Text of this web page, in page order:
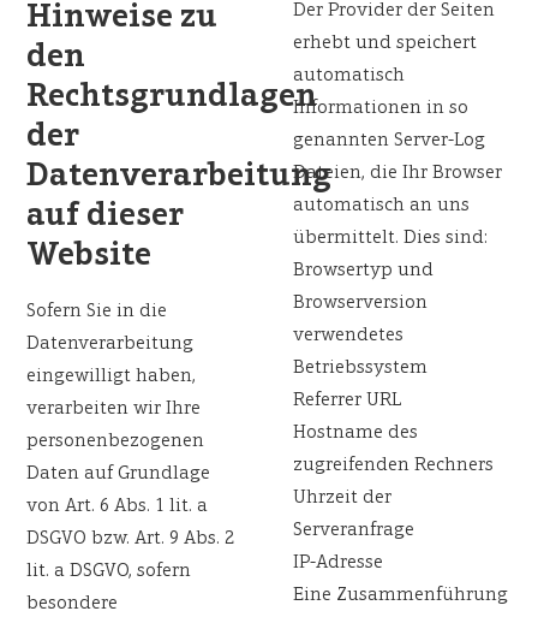
Hinweise zu
den
Rechtsgrundlagen
der
Datenverarbeitung
auf dieser
Website
Sofern Sie in die
Datenverarbeitung
eingewilligt haben,
verarbeiten wir Ihre
personenbezogenen
Daten auf Grundlage
von Art. 6 Abs. 1 lit. a
DSGVO bzw. Art. 9 Abs. 2
lit. a DSGVO, sofern
besondere
Der Provider der Seiten
erhebt und speichert
automatisch
Informationen in so
genannten Server-Log
Dateien, die Ihr Browser
automatisch an uns
übermittelt. Dies sind:
Browsertyp und
Browserversion
verwendetes
Betriebssystem
Referrer URL
Hostname des
zugreifenden Rechners
Uhrzeit der
Serveranfrage
IP-Adresse
Eine Zusammenführung